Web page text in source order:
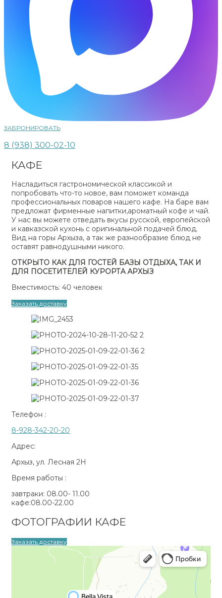
ЗАБРОНИРОВАТЬ
8 (938) 300-02-10
КАФЕ
Насладиться гастрономической классикой и
попробовать что-то новое, вам поможет команда
профессиональных поваров нашего кафе. На баре вам
предложат фирменные напитки,ароматный кофе и чай.
У нас вы можете отведать вкусы русской, европейской
и кавказской кухонь с оригинальной подачей блюд.
Вид на горы Архыза, а так же разнообразие блюд не
оставят равнодушными никого.
ОТКРЫТО КАК ДЛЯ ГОСТЕЙ БАЗЫ ОТДЫХА, ТАК И
ДЛЯ ПОСЕТИТЕЛЕЙ КУРОРТА АРХЫЗ
Вместимость: 40 человек
Заказать доставку
Телефон :
8-928-342-20-20
Адрес:
Архыз, ул. Лесная 2Н
Время работы :
завтраки: 08.00- 11.00
кафе:08.00-22.00
ФОТОГРАФИИ КАФЕ
Заказать доставку